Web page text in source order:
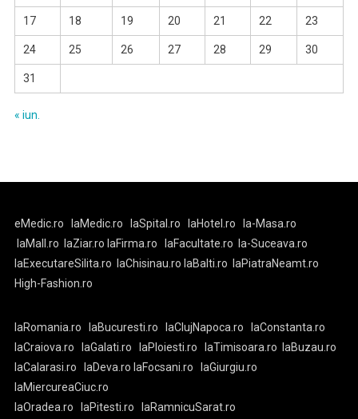
17 18 19 20 21 22 23
24 25 26 27 28 29 30
31
« iun.
eMedic.ro laMedic.ro laSpital.ro laHotel.ro
la-Masa.ro
laMall.ro
laZiar.ro laFirma.ro laFacultate.ro
la-Suceava.ro
laExecutareSilita.ro
laChisinau.ro laBalti.ro
laPiatraNeamt.ro
High-Fashion.ro
laRomania.ro laBucuresti.ro laClujNapoca.ro
laConstanta.ro
laCraiova.ro
laGalati.ro laPloiesti.ro laTimisoara.ro
laBuzau.ro
laCalarasi.ro
laDeva.ro laFocsani.ro
laGiurgiu.ro
laMiercureaCiuc.ro
laOradea.ro
laPitesti.ro laRamnicuSarat.ro